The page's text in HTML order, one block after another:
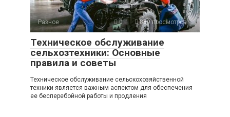
Разное 0 889 просмотров
Техническое обслуживание
сельхозтехники: Основные
правила и советы
Техническое обслуживание сельскохозяйственной
техники является важным аспектом для обеспечения
ее бесперебойной работы и продления